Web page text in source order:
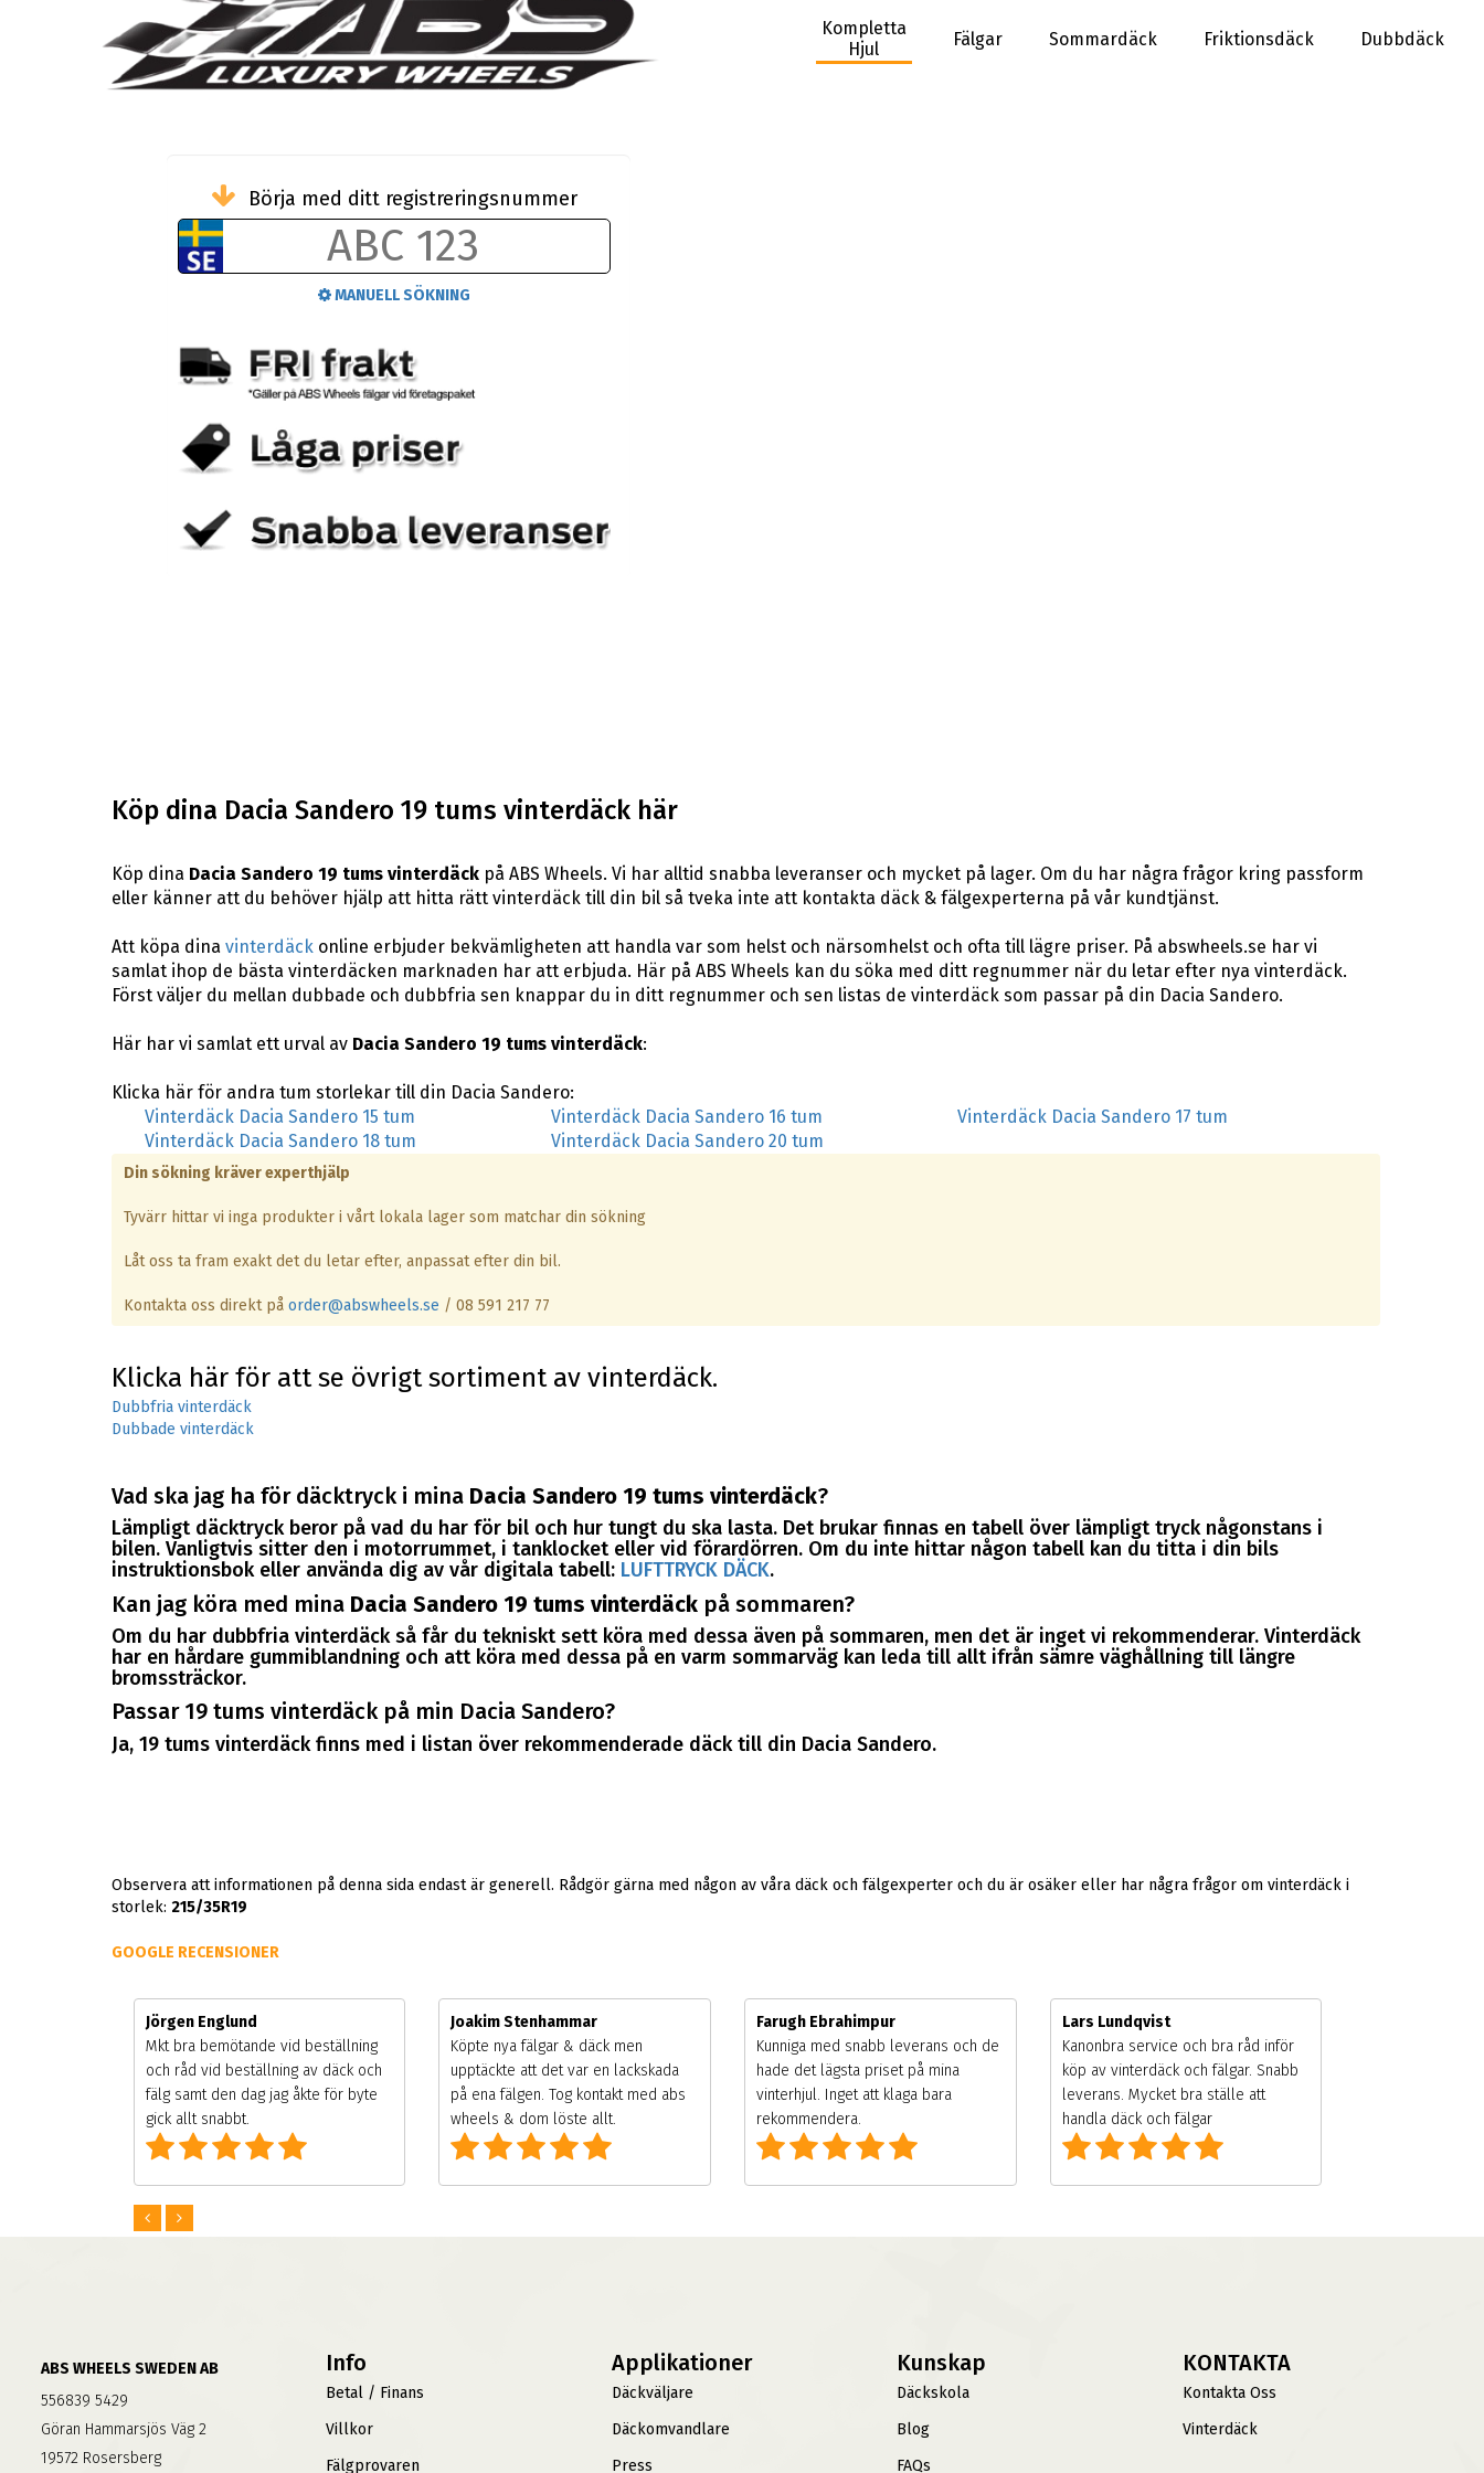
Kompletta
Hjul
Fälgar Sommardäck Friktionsdäck Dubbdäck
Börja med ditt registreringsnummer
MANUELL SÖKNING
Köp dina Dacia Sandero 19 tums vinterdäck här
Köp dina Dacia Sandero 19 tums vinterdäckpå ABS Wheels. Vi har alltid snabba leveranser och mycket på lager. Om du har några frågor kring passform
eller känner att du behöver hjälp att hitta rätt vinterdäck till din bil så tveka inte att kontakta däck & fälgexperterna på vår kundtjänst.
Att köpa dina vinterdäckonline erbjuder bekvämligheten att handla var som helst och närsomhelst och ofta till lägre priser. På abswheels.se har vi
samlat ihop de bästa vinterdäcken marknaden har att erbjuda. Här på ABS Wheels kan du söka med ditt regnummer när du letar efter nya vinterdäck.
Först väljer du mellan dubbade och dubbfria sen knappar du in ditt regnummer och sen listas de vinterdäck som passar på din Dacia Sandero.
Här har vi samlat ett urval av Dacia Sandero 19 tums vinterdäck:
Klicka här för andra tum storlekar till din Dacia Sandero:
Vinterdäck Dacia Sandero 15 tum
Vinterdäck Dacia Sandero 16 tum
Vinterdäck Dacia Sandero 17 tum
Vinterdäck Dacia Sandero 18 tum
Vinterdäck Dacia Sandero 20 tum
Din sökning kräver experthjälp
Tyvärr hittar vi inga produkter i vårt lokala lager som matchar din sökning
Låt oss ta fram exakt det du letar efter, anpassat efter din bil.
Kontakta oss direkt på order@abswheels.se / 08 591 217 77
Klicka här för att se övrigt sortiment av vinterdäck.
Dubbfria vinterdäck
Dubbade vinterdäck
Vad ska jag ha för däcktryck i mina Dacia Sandero 19 tums vinterdäck?
Lämpligt däcktryck beror på vad du har för bil och hur tungt du ska lasta. Det brukar finnas en tabell över lämpligt tryck någonstans i
bilen. Vanligtvis sitter den i motorrummet, i tanklocket eller vid förardörren. Om du inte hittar någon tabell kan du titta i din bils
instruktionsbok eller använda dig av vår digitala tabell: LUFTTRYCK DÄCK.
Kan jag köra med mina Dacia Sandero 19 tums vinterdäckpå sommaren?
Om du har dubbfria vinterdäck så får du tekniskt sett köra med dessa även på sommaren, men det är inget vi rekommenderar. Vinterdäck
har en hårdare gummiblandning och att köra med dessa på en varm sommarväg kan leda till allt ifrån sämre väghållning till längre
bromssträckor.
Passar 19 tums vinterdäck på min Dacia Sandero?
Ja, 19 tums vinterdäck finns med i listan över rekommenderade däck till din Dacia Sandero.
Observera att informationen på denna sida endast är generell. Rådgör gärna med någon av våra däck och fälgexperter och du är osäker eller har några frågor om vinterdäck i
storlek: 215/35R19
GOOGLE RECENSIONER
Jörgen Englund
Mkt bra bemötande vid beställning
och råd vid beställning av däck och
fälg samt den dag jag åkte för byte
gick allt snabbt.
Joakim Stenhammar
Köpte nya fälgar & däck men
upptäckte att det var en lackskada
på ena fälgen. Tog kontakt med abs
wheels & dom löste allt.
Farugh Ebrahimpur
Kunniga med snabb leverans och de
hade det lägsta priset på mina
vinterhjul. Inget att klaga bara
rekommendera.
Lars Lundqvist
Kanonbra service och bra råd inför
köp av vinterdäck och fälgar. Snabb
leverans. Mycket bra ställe att
handla däck och fälgar
ABS WHEELS SWEDEN AB
556839 5429
Göran Hammarsjös Väg 2
19572 Rosersberg
Info
Betal / Finans
Villkor
Fälgprovaren
Applikationer
Däckväljare
Däckomvandlare
Press
Kunskap
Däckskola
Blog
FAQs
KONTAKTA
Kontakta Oss
Vinterdäck